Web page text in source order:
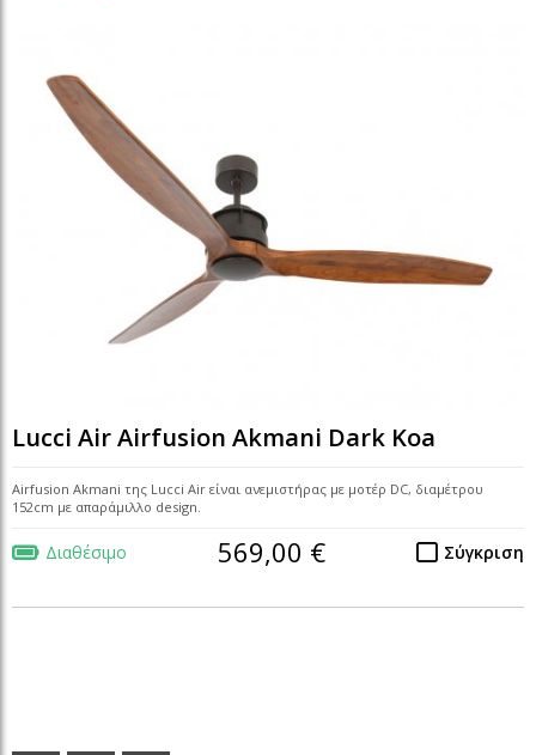
Lucci Air Airfusion Akmani Dark Koa
Airfusion Akmani της Lucci Air είναι ανεμιστήρας με μοτέρ DC, διαμέτρου
152cm με απαράμιλλο design.
Διαθέσιμο Σύγκριση
569,00 €